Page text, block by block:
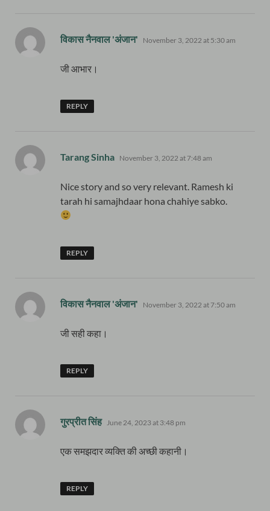
विकास नैनवाल 'अंजान' says:
November 3, 2022 at 5:30 am
जी आभार।
REPLY
Tarang Sinha says:
November 3, 2022 at 7:48 am
Nice story and so very relevant. Ramesh ki
tarah hi samajhdaar hona chahiye sabko.
REPLY
विकास नैनवाल 'अंजान' says:
November 3, 2022 at 7:50 am
जी सही कहा।
REPLY
गुरप्रीत सिंह says:
June 24, 2023 at 3:48 pm
एक समझदार व्यक्ति की अच्छी कहानी।
REPLY